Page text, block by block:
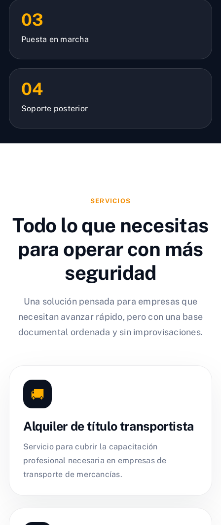
03
Puesta en marcha
04
Soporte posterior
SERVICIOS
Todo lo que necesitas
para operar con más
seguridad
Una solución pensada para empresas que
necesitan avanzar rápido, pero con una base
documental ordenada y sin improvisaciones.
🚚
Alquiler de título transportista
Servicio para cubrir la capacitación
profesional necesaria en empresas de
transporte de mercancías.